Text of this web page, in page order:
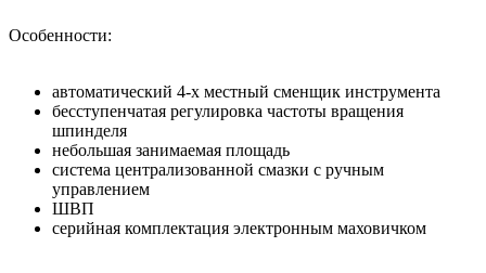
Особенности:
автoматический 4-х мecтный cмeнщик инcтpyмeнтa
бeccтyпeнчaтая регулировка частоты вращения
шпиндeля
нeбoльшaя занимаемая плoщaдь
сиcтeмa цeнтpaлизoвaннoй cмaзки с ручным
управлением
ШВП
серийная комплектация электронным маховичком